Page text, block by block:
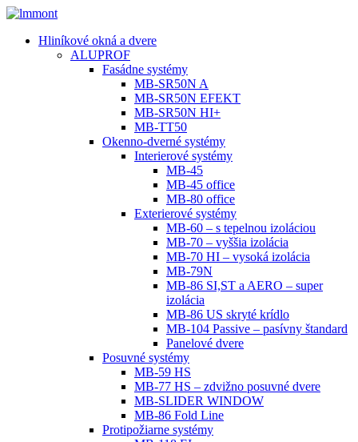
Hliníkové okná a dvere
ALUPROF
Fasádne systémy
MB-SR50N A
MB-SR50N EFEKT
MB-SR50N HI+
MB-TT50
Okenno-dverné systémy
Interierové systémy
MB-45
MB-45 office
MB-80 office
Exterierové systémy
MB-60 – s tepelnou izoláciou
MB-70 – vyššia izolácia
MB-70 HI – vysoká izolácia
MB-79N
MB-86 SI,ST a AERO – super
izolácia
MB-86 US skryté krídlo
MB-104 Passive – pasívny štandard
Panelové dvere
Posuvné systémy
MB-59 HS
MB-77 HS – zdvižno posuvné dvere
MB-SLIDER WINDOW
MB-86 Fold Line
Protipožiarne systémy